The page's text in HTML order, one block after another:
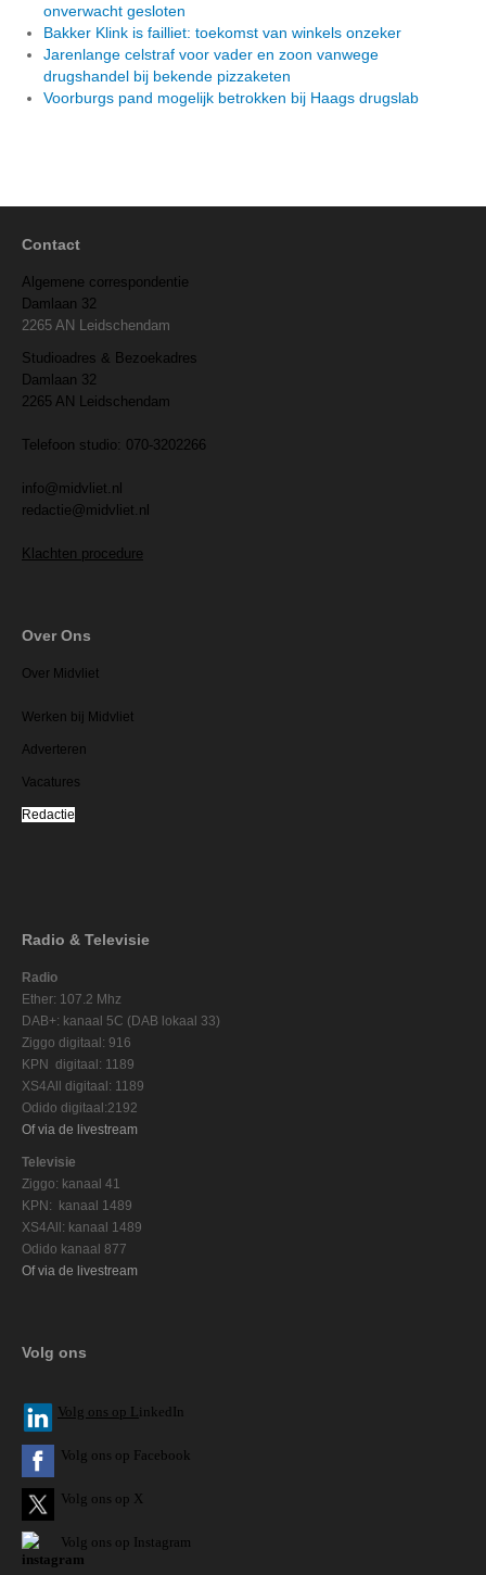
onverwacht gesloten
Bakker Klink is failliet: toekomst van winkels onzeker
Jarenlange celstraf voor vader en zoon vanwege
drugshandel bij bekende pizzaketen
Voorburgs pand mogelijk betrokken bij Haags drugslab
Contact
Algemene correspondentie
Damlaan 32
2265 AN Leidschendam
Studioadres & Bezoekadres
Damlaan 32
2265 AN Leidschendam
Telefoon studio: 070-3202266
info@midvliet.nl
redactie@midvliet.nl
Klachten procedure
Over Ons
Over Midvliet
Werken bij Midvliet
Adverteren
Vacatures
Redactie
Radio & Televisie
Radio
Ether: 107.2 Mhz
DAB+: kanaal 5C (DAB lokaal 33)
Ziggo digitaal: 916
KPN digitaal: 1189
XS4All digitaal: 1189
Odido digitaal:2192
Of via de livestream
Televisie
Ziggo: kanaal 41
KPN: kanaal 1489
XS4All: kanaal 1489
Odido kanaal 877
Of via de livestream
Volg ons
Volg ons op L inkedIn
Volg ons op Facebook
Volg ons op X
Volg ons op Instagram